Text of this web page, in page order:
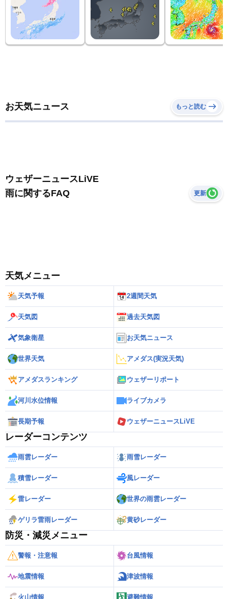
お天気ニュース もっと読む
ウェザーニュースLiVE
雨に関するFAQ
更新
天気メニュー
天気予報 2週間天気
天気図 過去天気図
気象衛星 お天気ニュース
世界天気 アメダス(実況天気)
アメダスランキング ウェザーリポート
河川水位情報 ライブカメラ
長期予報 ウェザーニュースLiVE
レーダーコンテンツ
雨雲レーダー 雨雪レーダー
積雪レーダー 風レーダー
雷レーダー 世界の雨雲レーダー
ゲリラ雷雨レーダー 黄砂レーダー
防災・減災メニュー
警報・注意報 台風情報
地震情報 津波情報
火山情報 避難情報